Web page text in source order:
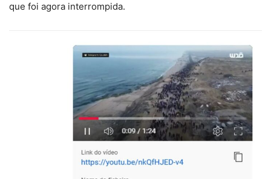
que foi agora interrompida.